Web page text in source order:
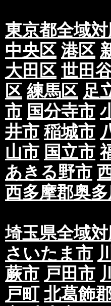
東京都全域
中央区 港区
大田区 世田
区 練馬区 足
市 国分寺市
井市 稲城市
山市 国立市
あきる野市
西多摩郡奥
埼玉県全域
さいたま市
蕨市 戸田市
戸町 北葛飾